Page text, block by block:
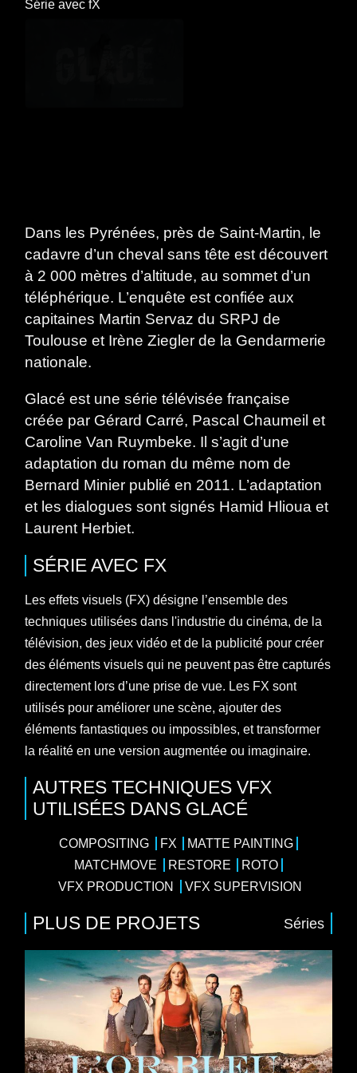
Série avecfX
Dans les Pyrénées, près de Saint-Martin, le
cadavre d’un cheval sans tête est découvert
à 2 000 mètres d’altitude, au sommet d’un
téléphérique. L’enquête est confiée aux
capitaines Martin Servaz du SRPJ de
Toulouse et Irène Ziegler de la Gendarmerie
nationale.
Glacé est une série télévisée française
créée par Gérard Carré, Pascal Chaumeil et
Caroline Van Ruymbeke. Il s’agit d’une
adaptation du roman du même nom de
Bernard Minier publié en 2011. L’adaptation
et les dialogues sont signés Hamid Hlioua et
Laurent Herbiet.
SÉRIEAVEC FX
Les effets visuels (FX) désigne l’ensemble des
techniques utilisées dans l'industrie du cinéma, de la
télévision, des jeux vidéo et de la publicité pour créer
des éléments visuels qui ne peuvent pas être capturés
directement lors d’une prise de vue. Les FX sont
utilisés pour améliorer une scène, ajouter des
éléments fantastiques ou impossibles, et transformer
la réalité en une version augmentée ou imaginaire.
AUTRES TECHNIQUES VFX
UTILISÉES DANS GLACÉ
COMPOSITING FX
MATTE PAINTING
MATCHMOVE
RESTORE
ROTO
VFX PRODUCTION
VFX SUPERVISION
PLUS DE PROJETS Séries
/Drame/Thriller
Valérie Karsenti, Marie Kremer, Samir
France, France Télévisions